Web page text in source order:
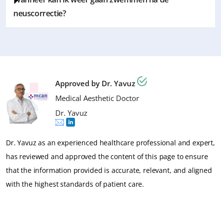
een zoutoplossing (zout water of een neusspray met
zeewater) in elk neusgat. Dit moet 3-4 keer per dag
gebruikt, maar uw chirurg zal u hierover de meest
nauwkeurige instructies geven.
neuscorrectie?
Volg de instructies om ervoor te zorgen dat het
genezingsproces optimaal verloopt.
Belangrijke herinnering: 50% van het succes van de
operatie is te danken aan de arts, maar de nazorg
bepaalt de andere 50% van het succes van uw operatie.
Approved by Dr. Yavuz
Medical Aesthetic Doctor
Dr. Yavuz
Dr. Yavuz as an experienced healthcare professional and expert,
has reviewed and approved the content of this page to ensure
that the information provided is accurate, relevant, and aligned
with the highest standards of patient care.